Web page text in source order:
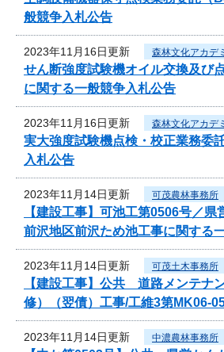
般競争入札公告
2023年11月16日更新 森林文化アカデ
せん断強度試験機オイル交換及び
に関する一般競争入札公告
2023年11月16日更新 森林文化アカデ
実大強度試験機点検・校正業務委
入札公告
2023年11月14日更新 可茂農林事務所
【建設工事】可池工第0506号／県
前沢地区前沢ため池工事に関する
2023年11月14日更新 可茂土木事務所
【建設工事】公共 道路メンテナ
修）（翌債）工事/工維3第MK06-
2023年11月14日更新 中濃農林事務所